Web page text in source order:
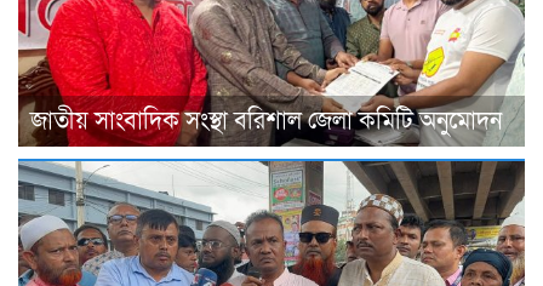
জাতীয় সাংবাদিক সংস্থা বরিশাল জেলা কমিটি অনুমোদন